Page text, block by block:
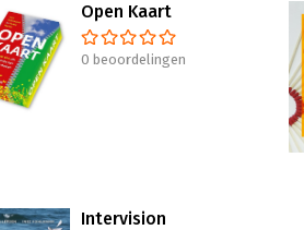
Open Kaart
0 beoordelingen
Intervision